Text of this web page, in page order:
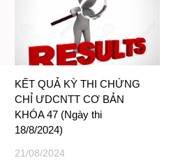
KẾT QUẢ KỲ THI CHỨNG
CHỈ ƯDCNTT CƠ BẢN
KHÓA 47 (Ngày thi
18/8/2024)
21/08/2024